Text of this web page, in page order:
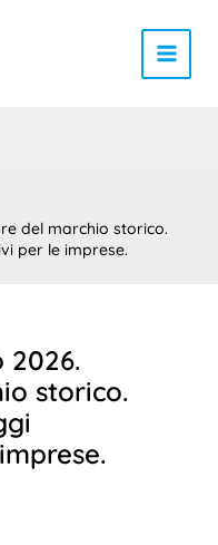
del marchio storico.
per le imprese.
2026.
storico.